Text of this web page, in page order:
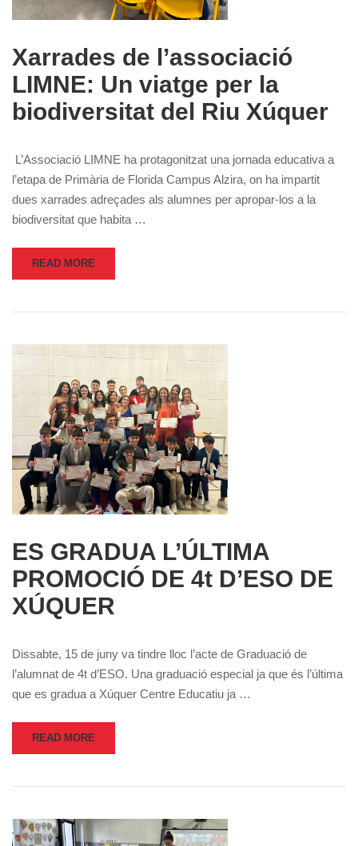
Xarrades de l’associació
LIMNE: Un viatge per la
biodiversitat del Riu Xúquer
L’Associació LIMNE ha protagonitzat una jornada educativa a
l’etapa de Primària de Florida Campus Alzira, on ha impartit
dues xarrades adreçades als alumnes per apropar-los a la
biodiversitat que habita …
READ MORE
ES GRADUA L’ÚLTIMA
PROMOCIÓ DE 4t D’ESO DE
XÚQUER
Dissabte, 15 de juny va tindre lloc l’acte de Graduació de
l’alumnat de 4t d’ESO. Una graduació especial ja que és l’última
que es gradua a Xúquer Centre Educatiu ja …
READ MORE